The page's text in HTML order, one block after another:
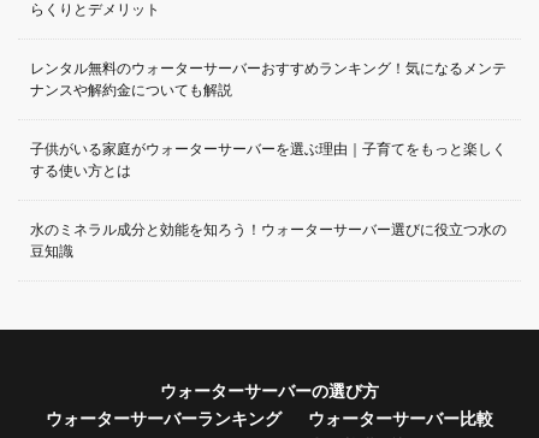
らくりとデメリット
レンタル無料のウォーターサーバーおすすめランキング！気になるメンテ
ナンスや解約金についても解説
子供がいる家庭がウォーターサーバーを選ぶ理由｜子育てをもっと楽しく
する使い方とは
水のミネラル成分と効能を知ろう！ウォーターサーバー選びに役立つ水の
豆知識
ウォーターサーバーの選び方
ウォーターサーバーランキング
ウォーターサーバー比較